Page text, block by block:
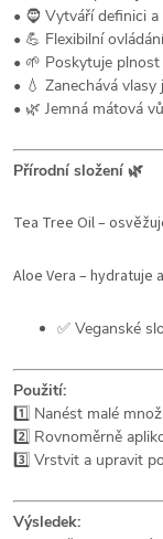
• 🧔 Vytváří definici
• 💪 Flexibilní
• 🌱 Poskytuje plnost
• 💧 Zanechává
• 🌿 Jemná mátová
Přírodní složení 🌿
Tea Tree Oil –
Aloe Vera – hydratuje
✅ Veganské
Použití:
1️⃣ Nanést malé
2️⃣ Rovnoměrně
3️⃣ Vrstvit a upravit
Výsledek: